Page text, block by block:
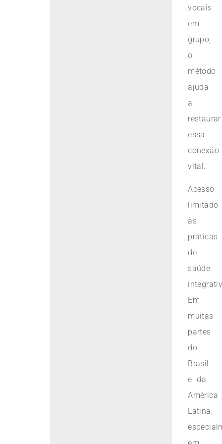
vocais
em
grupo,
o
método
ajuda
a
restaurar
essa
conexão
vital.
Acesso
limitado
às
práticas
de
saúde
Em
muitas
partes
do
Brasil
e da
América
Latina,